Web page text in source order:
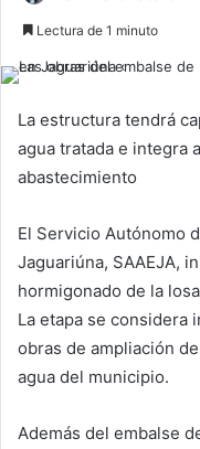
Lectura de 1 minuto
La estructura tendrá
agua tratada e integra
abastecimiento
El Servicio Autónomo
Jaguariúna, SAAEJA,
hormigonado de la
La etapa se considera
obras de ampliación
agua del municipio.
Además del embalse